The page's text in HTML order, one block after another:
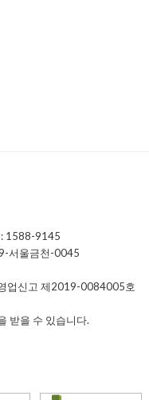
: 1588-9145
서울금천-0045
영업신고 제2019-0084005호
받을 수 있습니다.